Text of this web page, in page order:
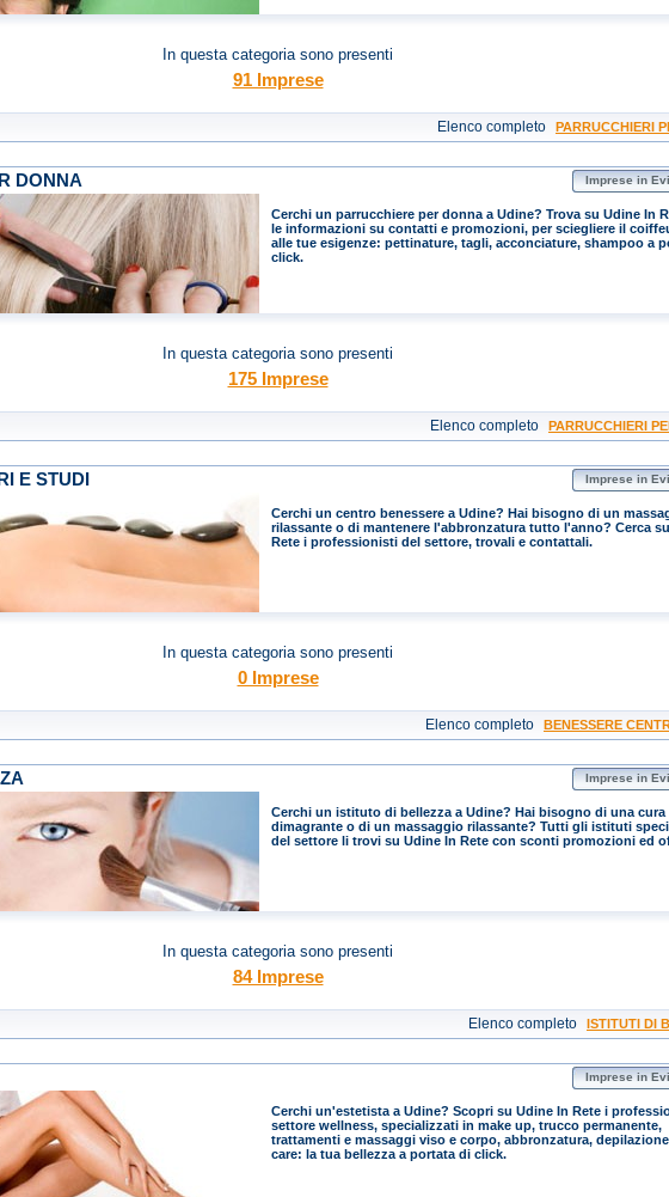
In questa categoria sono presenti
91 Imprese
Elenco completo PARRUCCHIERI
DONNA Imprese in
Cerchi un parrucchiere per donna a Udine? Trova su Udine In
le informazioni su contatti e promozioni, per sciegliere il
alle tue esigenze: pettinature, tagli, acconciature, shampoo a
click.
In questa categoria sono presenti
175 Imprese
Elenco completo PARRUCCHIERI
E STUDI Imprese in
Cerchi un centro benessere a Udine? Hai bisogno di un
rilassante o di mantenere l'abbronzatura tutto l'anno? Cerca
Rete i professionisti del settore, trovali e contattali.
In questa categoria sono presenti
0 Imprese
Elenco completo BENESSERE
Imprese in
Cerchi un istituto di bellezza a Udine? Hai bisogno di una cura
dimagrante o di un massaggio rilassante? Tutti gli istituti
del settore li trovi su Udine In Rete con sconti promozioni ed
In questa categoria sono presenti
84 Imprese
Elenco completo ISTITUTI DI
Imprese in
Cerchi un'estetista a Udine? Scopri su Udine In Rete i
settore wellness, specializzati in make up, trucco permanente,
trattamenti e massaggi viso e corpo, abbronzatura,
care: la tua bellezza a portata di click.